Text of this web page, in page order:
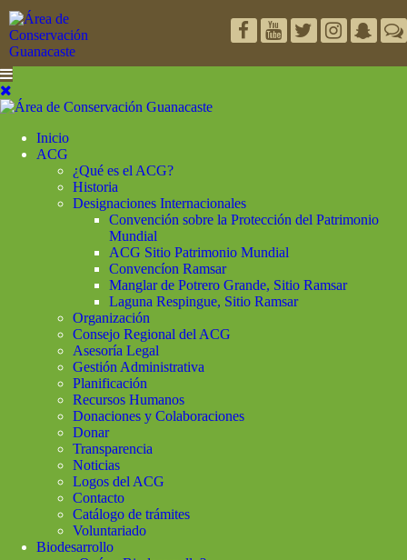
Inicio
ACG
¿Qué es el ACG?
Historia
Designaciones Internacionales
Convención sobre la Protección del Patrimonio
Mundial
ACG Sitio Patrimonio Mundial
Convencíon Ramsar
Manglar de Potrero Grande, Sitio Ramsar
Laguna Respingue, Sitio Ramsar
Organización
Consejo Regional del ACG
Asesoría Legal
Gestión Administrativa
Planificación
Recursos Humanos
Donaciones y Colaboraciones
Donar
Transparencia
Noticias
Logos del ACG
Contacto
Catálogo de trámites
Voluntariado
Biodesarrollo